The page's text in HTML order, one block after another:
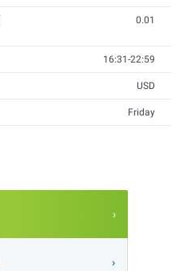
0.01
16:31-22:59
USD
Friday